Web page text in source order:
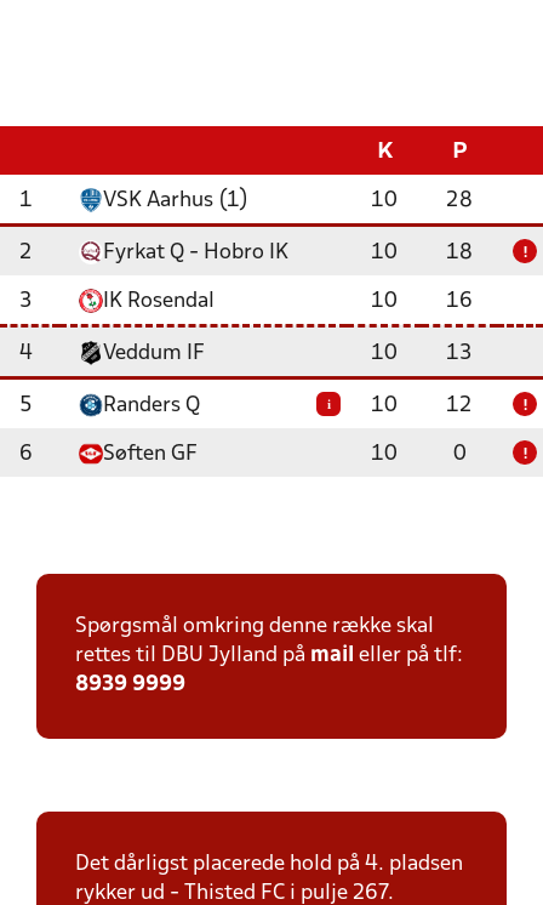
K P
1 VSK Aarhus (1) 10 28
2 Fyrkat Q - Hobro IK 10 18 !
3 IK Rosendal 10 16
4 Veddum IF 10 13
5 Randers Q i 10 12 !
6 Søften GF 10 0 !
Spørgsmål omkring denne række skal
rettes til DBU Jylland på mail eller på tlf:
8939 9999
Det dårligst placerede hold på 4. pladsen
rykker ud - Thisted FC i pulje 267.